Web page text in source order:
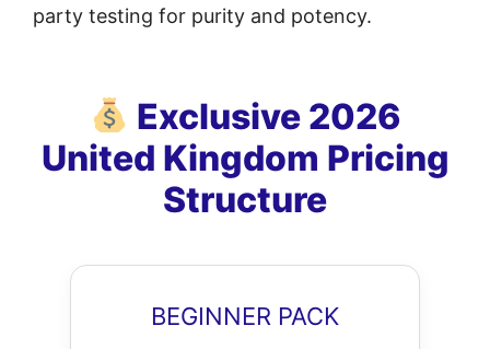
party testing for purity and potency.
Exclusive 2026
United Kingdom Pricing
Structure
BEGINNER PACK